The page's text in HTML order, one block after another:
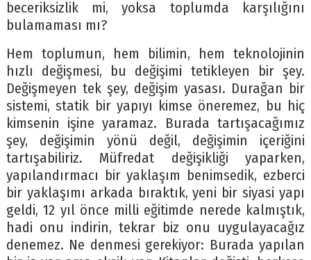
beceriksizlik mi, yoksa toplumda karşılığını
bulamaması mı?
Hem toplumun, hem bilimin, hem teknolojinin
hızlı değişmesi, bu değişimi tetikleyen bir şey.
Değişmeyen tek şey, değişim yasası. Durağan bir
sistemi, statik bir yapıyı kimse öneremez, bu hiç
kimsenin işine yaramaz. Burada tartışacağımız
şey, değişimin yönü değil, değişimin içeriğini
tartışabiliriz. Müfredat değişikliği yaparken,
yapılandırmacı bir yaklaşım benimsedik, ezberci
bir yaklaşımı arkada bıraktık, yeni bir siyasi yapı
geldi, 12 yıl önce milli eğitimde nerede kalmıştık,
hadi onu indirin, tekrar biz onu uygulayacağız
denemez. Ne denmesi gerekiyor: Burada yapılan